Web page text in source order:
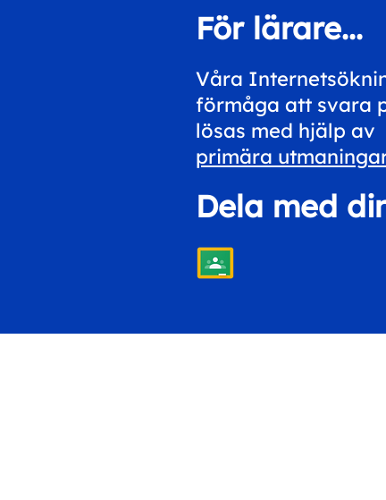
För lärare...
Våra
förmåga att svara
lösas med hjälp av
primära
Dela med